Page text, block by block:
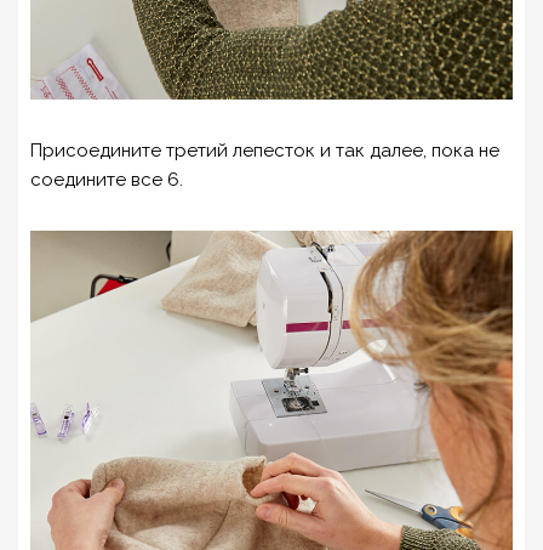
Присоедините третий лепесток и так далее, пока не
соедините все 6.